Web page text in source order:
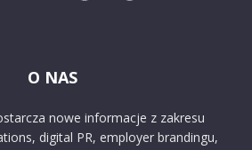
O NAS
nowe informacje z zakresu
digital PR, employer brandingu,